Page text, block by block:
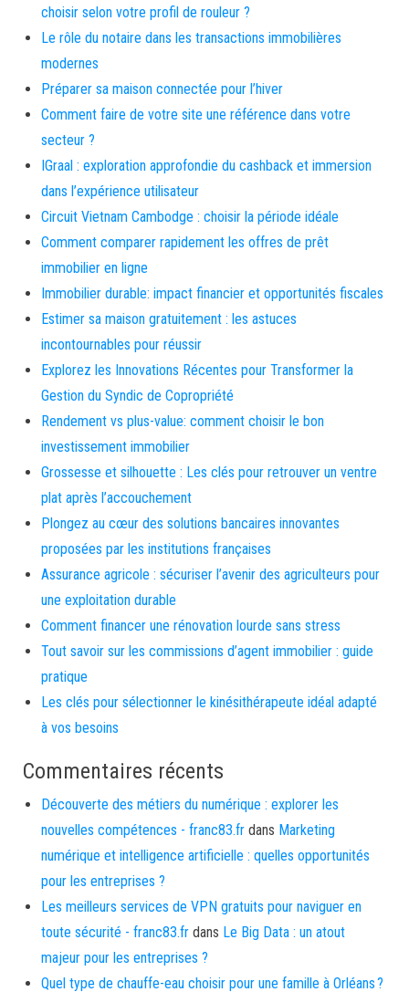
choisir selon votre profil de rouleur ?
Le rôle du notaire dans les transactions immobilières
modernes
Préparer sa maison connectée pour l’hiver
Comment faire de votre site une référence dans votre
secteur ?
IGraal : exploration approfondie du cashback et immersion
dans l’expérience utilisateur
Circuit Vietnam Cambodge : choisir la période idéale
Comment comparer rapidement les offres de prêt
immobilier en ligne
Immobilier durable: impact financier et opportunités fiscales
Estimer sa maison gratuitement : les astuces
incontournables pour réussir
Explorez les Innovations Récentes pour Transformer la
Gestion du Syndic de Copropriété
Rendement vs plus-value: comment choisir le bon
investissement immobilier
Grossesse et silhouette : Les clés pour retrouver un ventre
plat après l’accouchement
Plongez au cœur des solutions bancaires innovantes
proposées par les institutions françaises
Assurance agricole : sécuriser l’avenir des agriculteurs pour
une exploitation durable
Comment financer une rénovation lourde sans stress
Tout savoir sur les commissions d’agent immobilier : guide
pratique
Les clés pour sélectionner le kinésithérapeute idéal adapté
à vos besoins
Commentaires récents
Découverte des métiers du numérique : explorer les
nouvelles compétences - franc83.fr dans Marketing
numérique et intelligence artificielle : quelles opportunités
pour les entreprises ?
Les meilleurs services de VPN gratuits pour naviguer en
toute sécurité - franc83.fr dans Le Big Data : un atout
majeur pour les entreprises ?
Quel type de chauffe-eau choisir pour une famille à Orléans ?